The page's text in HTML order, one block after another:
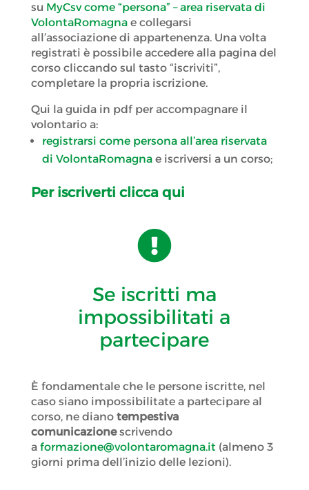
su MyCsv come “persona” – area riservata di
VolontaRomagnae collegarsi
all’associazione di appartenenza. Una volta
registrati è possibile accedere alla pagina del
corso cliccando sul tasto “iscriviti”,
completare la propria iscrizione.
Qui la guida in pdf per accompagnare il
volontario a:
registrarsi come persona all’area riservata
di VolontaRomagnae iscriversi a un corso;
Per iscriverti clicca qui

Se iscritti ma
impossibilitati a
partecipare
È fondamentale che le persone iscritte, nel
caso siano impossibilitate a partecipare al
corso, ne diano tempestiva
comunicazionescrivendo
a formazione@volontaromagna.it (almeno 3
giorni prima dell’inizio delle lezioni).